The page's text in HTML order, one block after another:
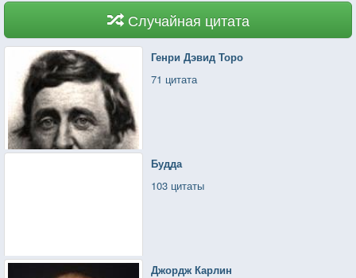
Случайная цитата
Генри Дэвид Торо
71 цитата
Будда
103 цитаты
Джордж Карлин